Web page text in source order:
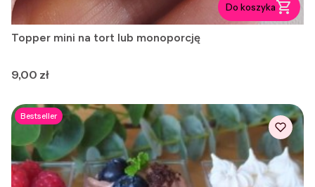
Do koszyka
Topper mini na tort lub monoporcję
Cena
9,00 zł
Bestseller